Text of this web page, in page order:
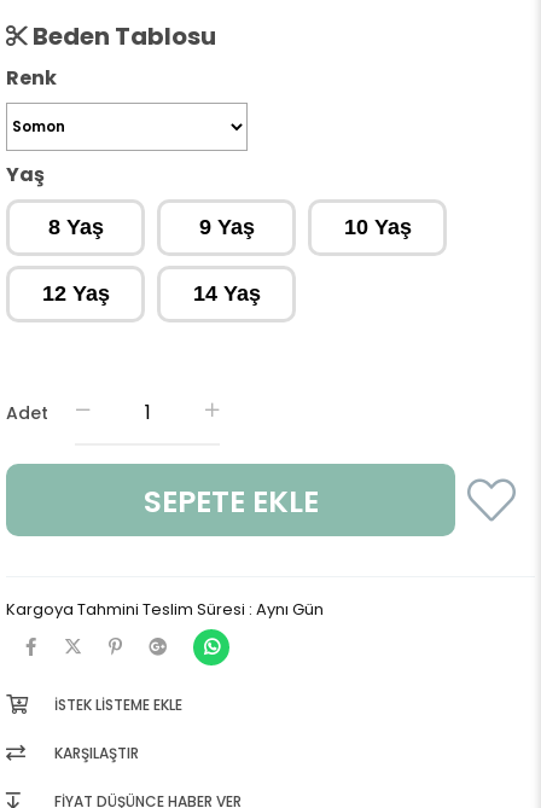
Beden Tablosu
Renk
Yaş
8 Yaş 9 Yaş 10 Yaş
12 Yaş 14 Yaş
Adet
Kargoya Tahmini Teslim Süresi : Aynı Gün
İSTEK LISTEME EKLE
KARŞILAŞTIR
FIYAT DÜŞÜNCE HABER VER